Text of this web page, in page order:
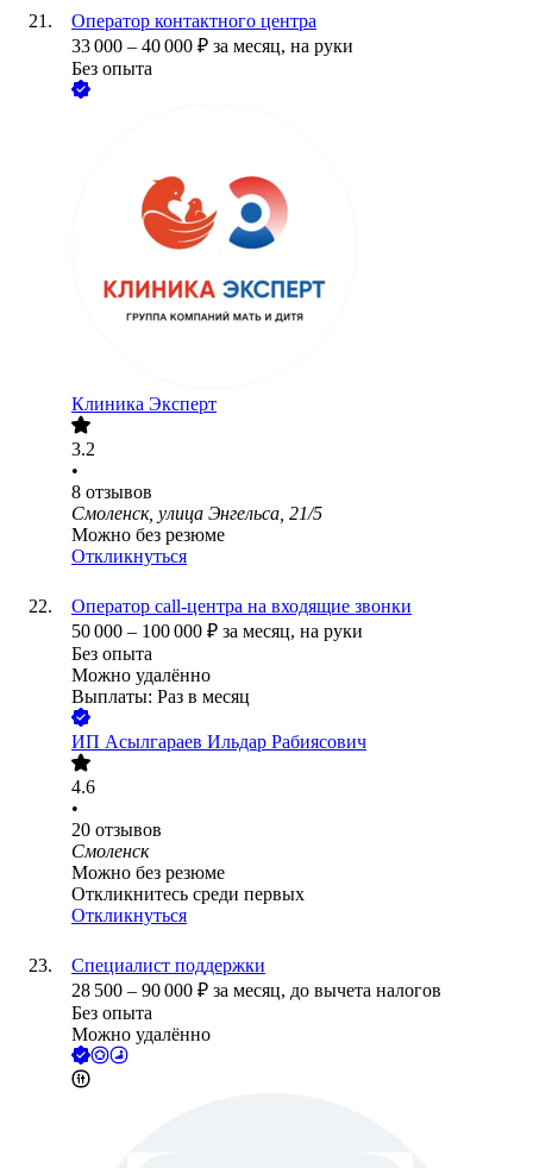
Оператор контактного центра
33 000 – 40 000 ₽ за месяц, на руки
Без опыта
Клиника Эксперт
3.2
•
8 отзывов
Смоленск, улица Энгельса, 21/5
Можно без резюме
Откликнуться
Оператор call-центра на входящие звонки
50 000 – 100 000 ₽ за месяц, на руки
Без опыта
Можно удалённо
Выплаты: Раз в месяц
ИП Асылгараев Ильдар Рабиясович
4.6
•
20 отзывов
Смоленск
Можно без резюме
Откликнитесь среди первых
Откликнуться
Специалист поддержки
28 500 – 90 000 ₽ за месяц, до вычета налогов
Без опыта
Можно удалённо